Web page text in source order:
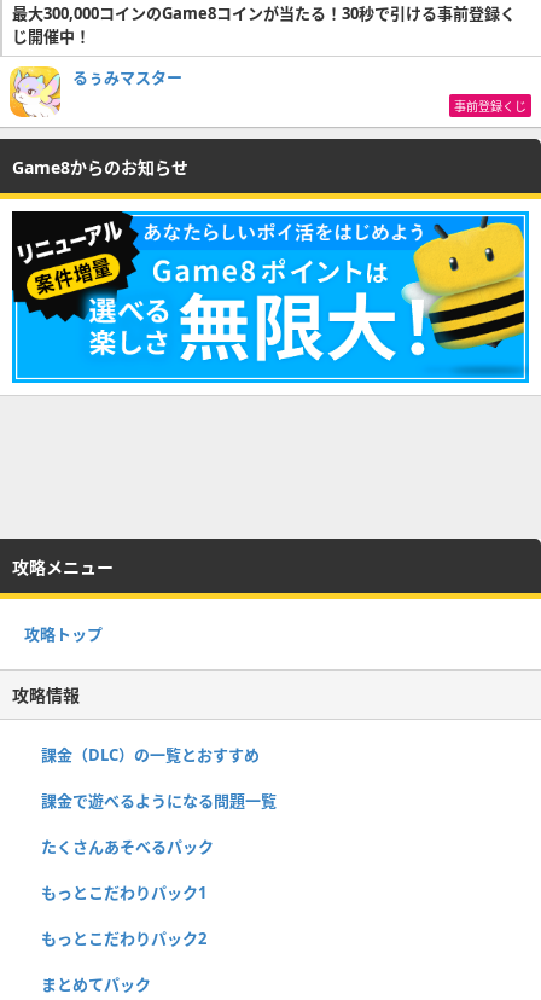
最大300,000コインのGame8コインが当たる！30秒で引ける事前登録く
じ開催中！
るぅみマスター
事前登録くじ
Game8からのお知らせ
攻略メニュー
攻略トップ
攻略情報
課金（DLC）の一覧とおすすめ
課金で遊べるようになる問題一覧
たくさんあそべるパック
もっとこだわりパック1
もっとこだわりパック2
まとめてパック